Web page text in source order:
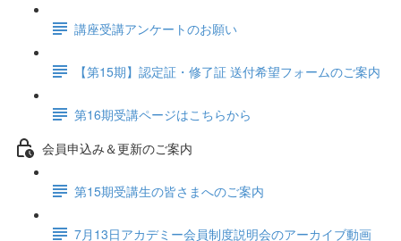
講座受講アンケートのお願い
【第15期】認定証・修了証 送付希望フォームのご案内
第16期受講ページはこちらから
会員申込み＆更新のご案内
第15期受講生の皆さまへのご案内
7月13日アカデミー会員制度説明会のアーカイブ動画